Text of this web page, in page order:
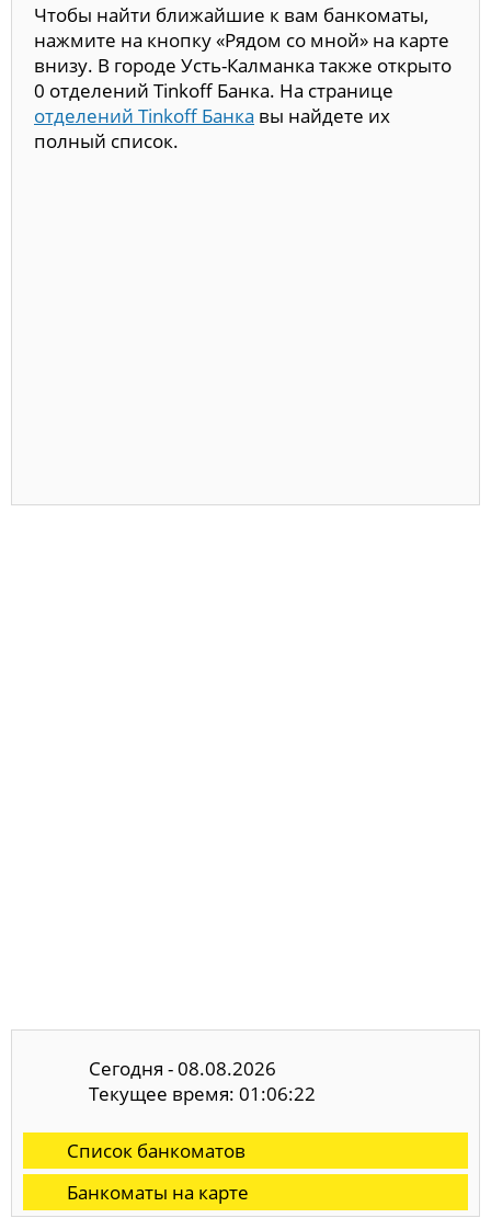
Чтобы найти ближайшие к вам банкоматы,
нажмите на кнопку «Рядом со мной» на карте
внизу. В городе Усть-Калманка также открыто
0 отделений Tinkoff Банка. На странице
отделений Tinkoff Банка вы найдете их
полный список.
Сегодня - 08.08.2026
Текущее время: 01:06:23
Список банкоматов
Банкоматы на карте